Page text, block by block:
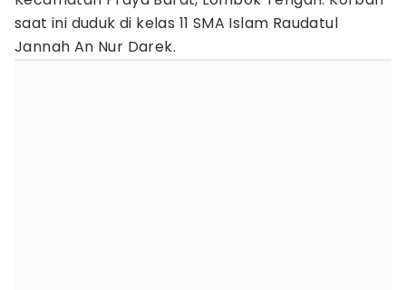
saat ini duduk di kelas 11 SMA Islam Raudatul
Jannah An Nur Darek.